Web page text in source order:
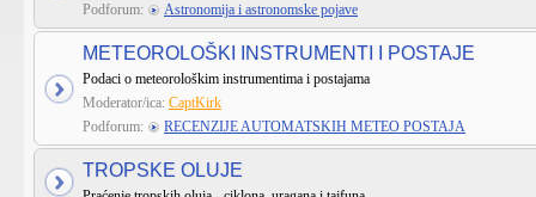
Podforum:
Astronomija i astronomske pojave
METEOROLOŠKI INSTRUMENTI I POSTAJE
Podaci o meteorološkim instrumentima i postajama
Moderator/ica: CaptKirk
Podforum:
RECENZIJE AUTOMATSKIH METEO POSTAJA
TROPSKE OLUJE